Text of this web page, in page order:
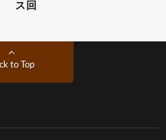
ス回
to Top